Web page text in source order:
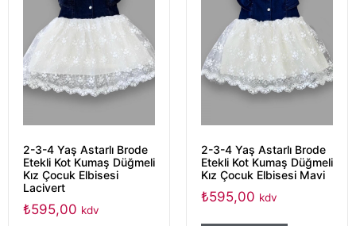
2-3-4 Yaş Astarlı Brode
Etekli Kot Kumaş Düğmeli
Kız Çocuk Elbisesi
Lacivert
₺595,00 kdv
2-3-4 Yaş Astarlı Brode
Etekli Kot Kumaş Düğmeli
Kız Çocuk Elbisesi Mavi
₺595,00 kdv